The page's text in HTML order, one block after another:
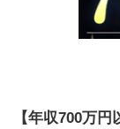
【年収700万円